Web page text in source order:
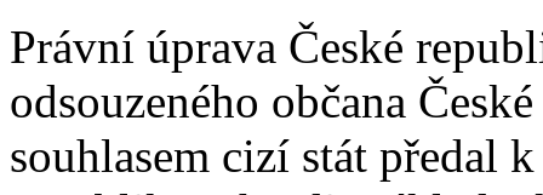
Právní úprava České
odsouzeného občana
souhlasem cizí stát předal